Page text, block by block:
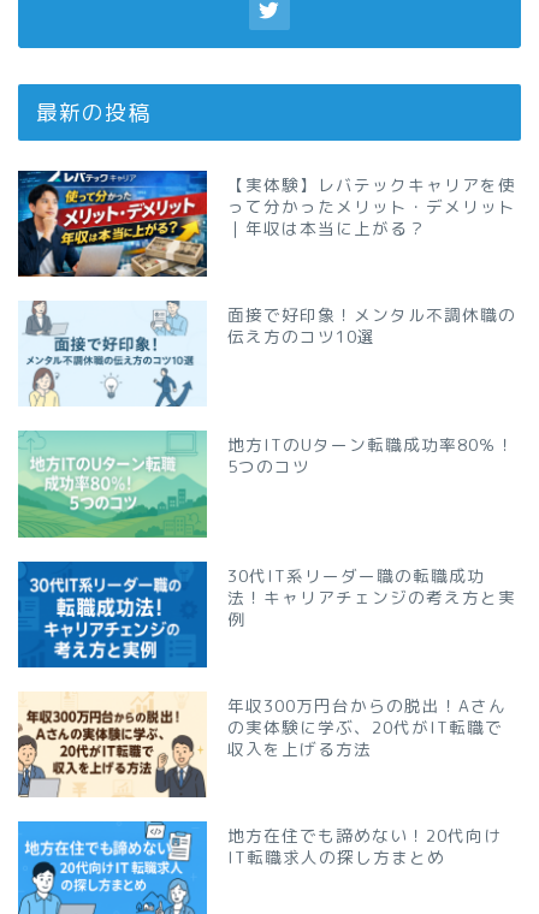
最新の投稿
【実体験】レバテックキャリアを使
って分かったメリット・デメリット
｜年収は本当に上がる？
面接で好印象！メンタル不調休職の
伝え方のコツ10選
地方ITのUターン転職成功率80％！
5つのコツ
30代IT系リーダー職の転職成功
法！キャリアチェンジの考え方と実
例
年収300万円台からの脱出！Aさん
の実体験に学ぶ、20代がIT転職で
収入を上げる方法
地方在住でも諦めない！20代向け
IT転職求人の探し方まとめ